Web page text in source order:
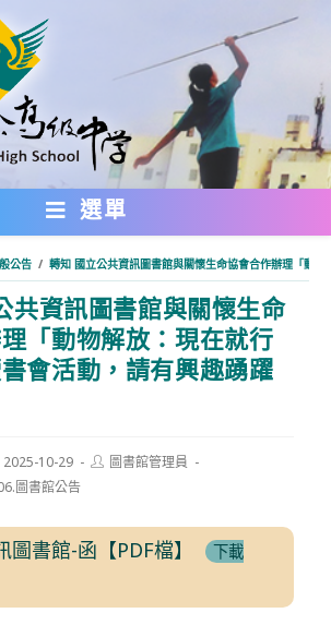
選單
公告 / 轉知 國立公共資訊圖書館與關懷生命協會合作辦理「動
共資訊圖書館與關懷生命
「動物解放：現在就行
會活動，請有興趣踴躍
2025-10-29
Post圖書館管理員
圖書館公告
書館-函【PDF檔】
下載